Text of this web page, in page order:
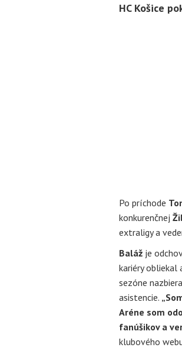
HC Košice
Po príchode
konkurenčnej
extraligy a
Baláž je
kariéry obliekal
sezóne
asistencie.
Aréne som
fanúšikov a
klubového